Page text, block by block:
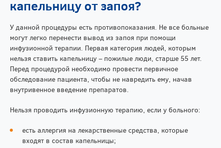
капельницу от запоя?
У данной процедуры есть противопоказания. Не все больные
могут легко перенести вывод из запоя при помощи
инфузионной терапии. Первая категория людей, которым
нельзя ставить капельницу – пожилые люди, старше 55 лет.
Перед процедурой необходимо провести первичное
обследование пациента, чтобы не навредить ему, начав
внутривенное введение препаратов.
Нельзя проводить инфузионную терапию, если у больного:
есть аллергия на лекарственные средства, которые
входят в состав капельницы;